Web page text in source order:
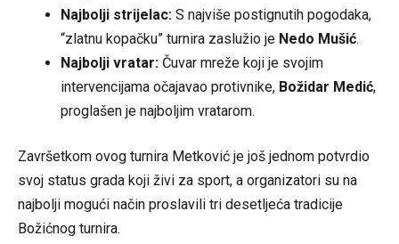
Najbolji strijelac: S najviše postignutih pogodaka,
“zlatnu kopačku” turnira zaslužio je Nedo Mušić.
Najbolji vratar: Čuvar mreže koji je svojim
intervencijama očajavao protivnike, Božidar Medić,
proglašen je najboljim vratarom.
Završetkom ovog turnira Metković je još jednom potvrdio
svoj status grada koji živi za sport, a organizatori su na
najbolji mogući način proslavili tri desetljeća tradicije
Božićnog turnira.